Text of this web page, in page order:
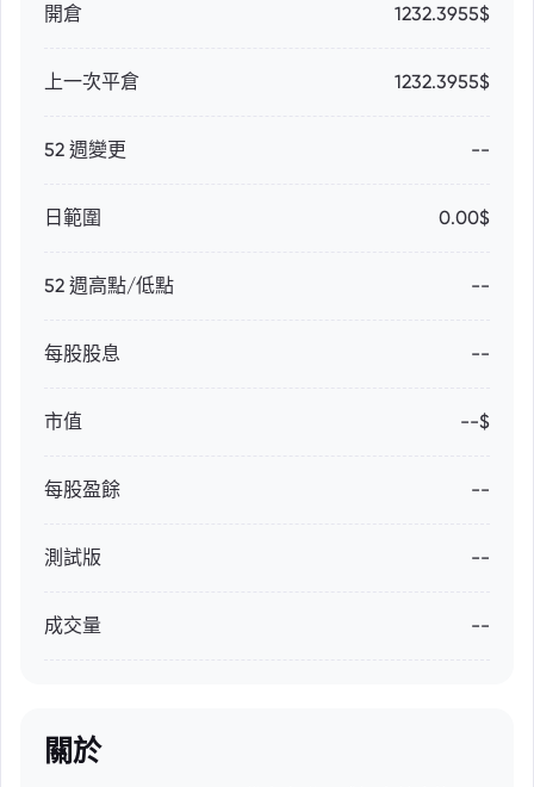
開倉 1232.3955$
上一次平倉 1232.3955$
52 週變更 --
日範圍 0.00$
52 週高點/低點 --
每股股息 --
市值 --$
每股盈餘 --
測試版 --
成交量 --
關於